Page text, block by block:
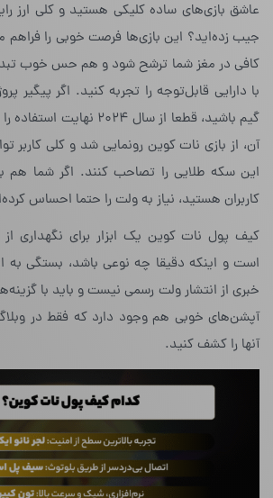
عاشق بازی‌های ساده کلیکی هستید و کلی ارز
جیب زده‌اید؟ این بازی‌ها فرصت خوبی را فراهم
کافی در مغز شما ترشح شود و هم حس خوب
با دارایی قابل‌توجه را تجربه کنید. اگر پیگیر
گیم باشید، قطعا از سال ۲۰۲۴
آن، از بازی نات کوین رونمایی شد و کلی کاربر
این سکه طلایی را تصاحب کنند. اگر شما هم
کاربران هستید، نیاز به ولت را حتما احساس
است و اینکه دقیقا چه نوعی باشد، بستگی به
خبری از انتشار ولت رسمی نیست و باید با
آپشن‌های خوبی هم وجود دارد که فقط در
آنها را کشف کنید.